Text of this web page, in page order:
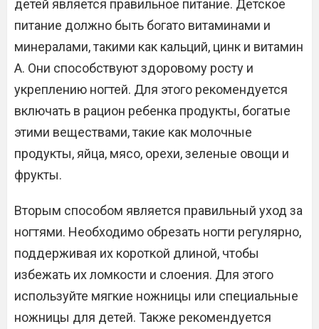
детей является правильное питание. Детское
питание должно быть богато витаминами и
минералами, такими как кальций, цинк и витамин
А. Они способствуют здоровому росту и
укреплению ногтей. Для этого рекомендуется
включать в рацион ребенка продукты, богатые
этими веществами, такие как молочные
продукты, яйца, мясо, орехи, зеленые овощи и
фрукты.
Вторым способом является правильный уход за
ногтями. Необходимо обрезать ногти регулярно,
поддерживая их короткой длиной, чтобы
избежать их ломкости и слоения. Для этого
используйте мягкие ножницы или специальные
ножницы для детей. Также рекомендуется